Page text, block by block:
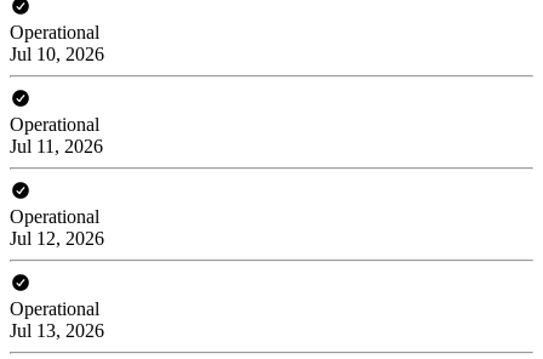
Operational
Jul 10, 2026
Operational
Jul 11, 2026
Operational
Jul 12, 2026
Operational
Jul 13, 2026